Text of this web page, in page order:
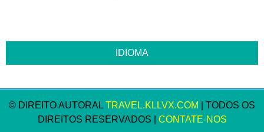
© DIREITO AUTORAL TRAVEL.KLLVX.COM
| TODOS OS
DIREITOS RESERVADOS | CONTATE-NOS